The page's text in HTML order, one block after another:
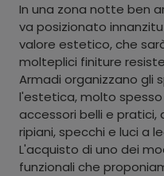
In una zona notte ben
va posizionato
valore estetico, che
molteplici finiture
Armadi organizzano gli
l'estetica, molto
accessori belli e
ripiani, specchi e luci a
L'acquisto di uno dei
funzionali che